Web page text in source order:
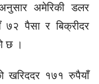
अमेरिकी डलर
पैसा र बिक्रीदर
छ ।
खरिददर १७१ रुपैयाँ